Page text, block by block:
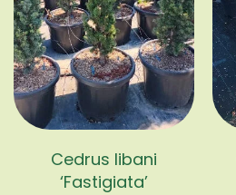
Cedrus libani
‘Fastigiata’